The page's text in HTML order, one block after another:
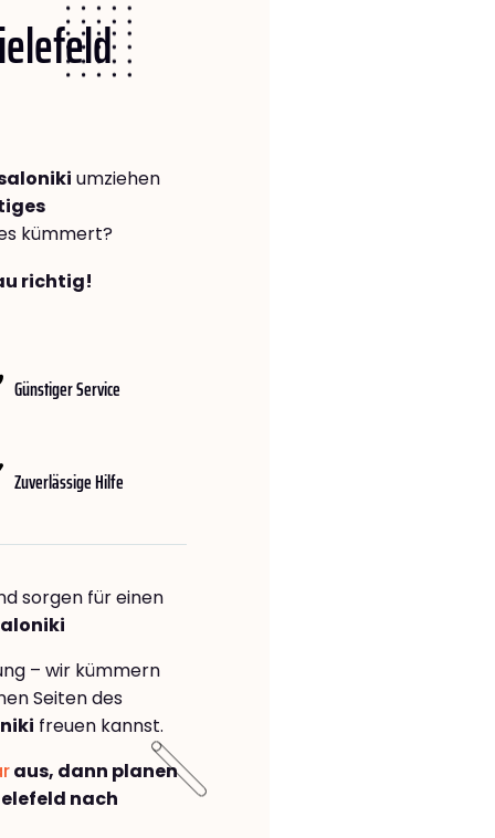
umziehen
kümmert?
richtig!
Günstiger Service
Zuverlässige Hilfe
sorgen für einen
– wir kümmern
Seiten des
freuen kannst.
aus, dann planen
nach